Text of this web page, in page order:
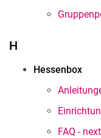
H
Hessenbox
FAQ -